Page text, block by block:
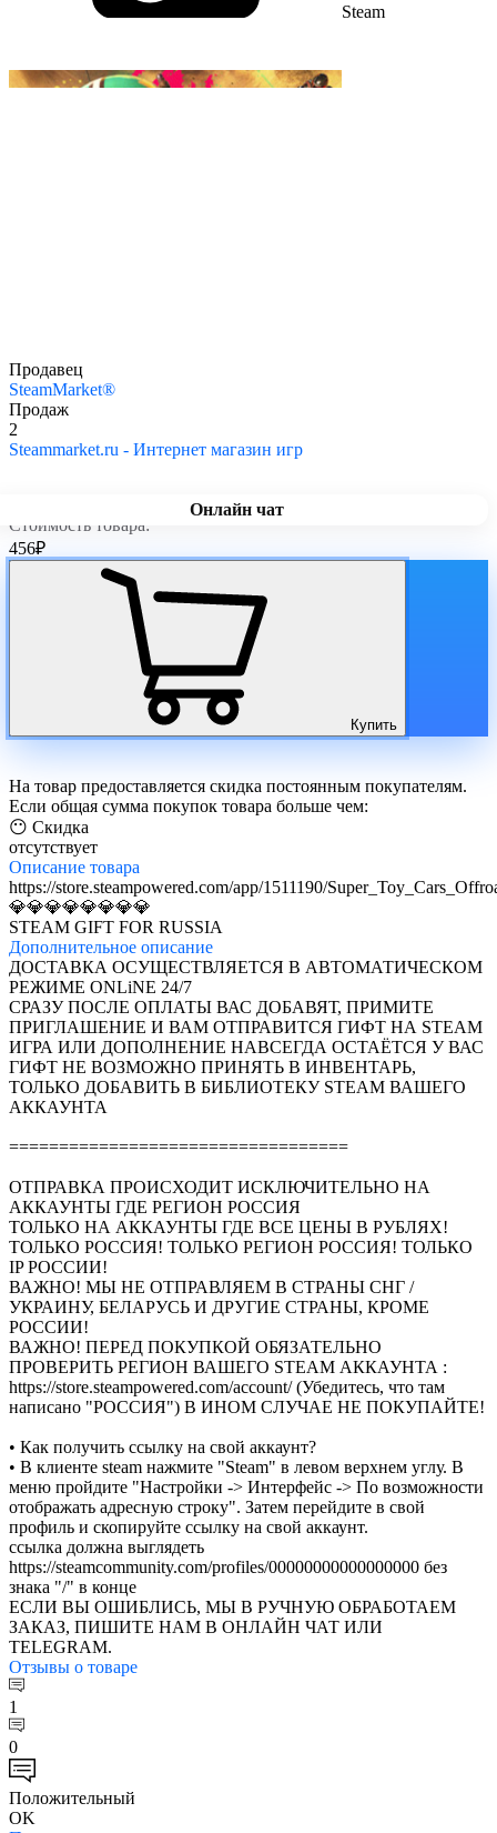
Steam
Онлайн чат
Продавец
SteamMarket®
Продаж
2
Steammarket.ru - Интернет магазин игр
Стоимость товара:
456₽
Купить
На товар предоставляется скидка постоянным покупателям.
Если общая сумма покупок товара больше чем:
😶 Скидка
отсутствует
Описание товара
https://store.steampowered.com/app/1511190/
💎💎💎💎💎💎💎💎
STEAM GIFT FOR RUSSIA
Дополнительное описание
ДОСТАВКА ОСУЩЕСТВЛЯЕТСЯ В АВТОМАТИЧЕСКОМ
РЕЖИМЕ ONLiNE 24/7
СРАЗУ ПОСЛЕ ОПЛАТЫ ВАС ДОБАВЯТ, ПРИМИТЕ
ПРИГЛАШЕНИЕ И ВАМ ОТПРАВИТСЯ ГИФТ НА STEAM
ИГРА ИЛИ ДОПОЛНЕНИЕ НАВСЕГДА ОСТАЁТСЯ У ВАС
ГИФТ НЕ ВОЗМОЖНО ПРИНЯТЬ В ИНВЕНТАРЬ,
ТОЛЬКО ДОБАВИТЬ В БИБЛИОТЕКУ STEAM ВАШЕГО
АККАУНТА
==================================
ОТПРАВКА ПРОИСХОДИТ ИСКЛЮЧИТЕЛЬНО НА
АККАУНТЫ ГДЕ РЕГИОН РОССИЯ
ТОЛЬКО НА АККАУНТЫ ГДЕ ВСЕ ЦЕНЫ В РУБЛЯХ!
ТОЛЬКО РОССИЯ! ТОЛЬКО РЕГИОН РОССИЯ! ТОЛЬКО
IP РОССИИ!
ВАЖНО! МЫ НЕ ОТПРАВЛЯЕМ В СТРАНЫ СНГ /
УКРАИНУ, БЕЛАРУСЬ И ДРУГИЕ СТРАНЫ, КРОМЕ
РОССИИ!
ВАЖНО! ПЕРЕД ПОКУПКОЙ ОБЯЗАТЕЛЬНО
ПРОВЕРИТЬ РЕГИОН ВАШЕГО STEAM АККАУНТА :
https://store.steampowered.com/account/ (Убедитесь, что там
написано "РОССИЯ") В ИНОМ СЛУЧАЕ НЕ ПОКУПАЙТЕ!
• Как получить ссылку на свой аккаунт?
• В клиенте steam нажмите "Steam" в левом верхнем углу. В
меню пройдите "Настройки -> Интерфейс -> По возможности
отображать адресную строку". Затем перейдите в свой
профиль и скопируйте ссылку на свой аккаунт.
ссылка должна выглядеть
https://steamcommunity.com/profiles/00000000000000000 без
знака "/" в конце
ЕСЛИ ВЫ ОШИБЛИСЬ, МЫ В РУЧНУЮ ОБРАБОТАЕМ
ЗАКАЗ, ПИШИТЕ НАМ В ОНЛАЙН ЧАТ ИЛИ
TELEGRAM.
Отзывы о товаре
1
0
Положительный
OK